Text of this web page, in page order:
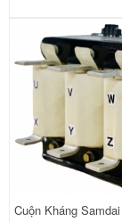
Cuộn Kháng